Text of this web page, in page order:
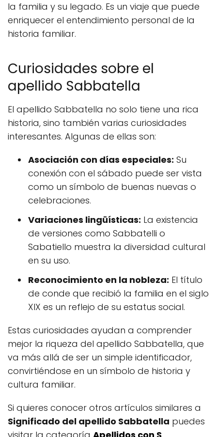
la familia y su legado. Es un viaje que puede
enriquecer el entendimiento personal de la
historia familiar.
Curiosidades sobre el
apellido Sabbatella
El apellido Sabbatella no solo tiene una rica
historia, sino también varias curiosidades
interesantes. Algunas de ellas son:
Asociación con días especiales: Su
conexión con el sábado puede ser vista
como un símbolo de buenas nuevas o
celebraciones.
Variaciones lingüísticas: La existencia
de versiones como Sabbatelli o
Sabatiello muestra la diversidad cultural
en su uso.
Reconocimiento en la nobleza: El título
de conde que recibió la familia en el siglo
XIX es un reflejo de su estatus social.
Estas curiosidades ayudan a comprender
mejor la riqueza del apellido Sabbatella, que
va más allá de ser un simple identificador,
convirtiéndose en un símbolo de historia y
cultura familiar.
Si quieres conocer otros artículos similares a
Significado del apellido Sabbatella puedes